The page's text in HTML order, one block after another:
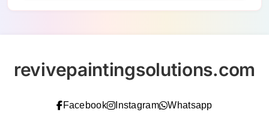
revivepaintingsolutions.com
Facebook Instagram Whatsapp